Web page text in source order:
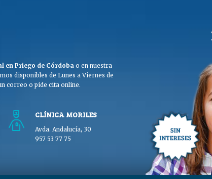
en Priego de Córdoba o en nuestra
disponibles de Lunes a Viernes de
correo o pide cita online.
CLÍNICA MORILES
Avda. Andalucía, 30
957 53 77 75